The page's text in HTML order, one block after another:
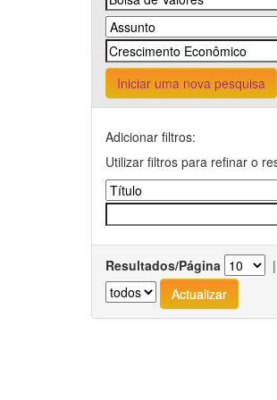
Iniciar uma nova pesquisa
Adicionar filtros:
Utilizar filtros para refinar o
Resultados/Página |